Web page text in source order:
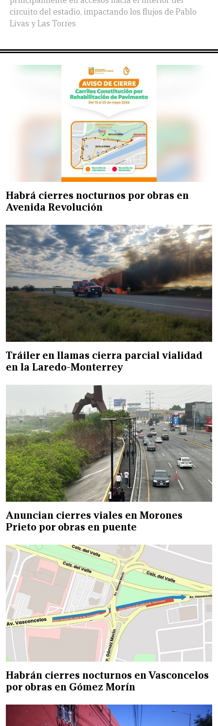
circuito del estadio, impactando los flujos de Pablo
Livas y Las Torres
Habrá cierres nocturnos por obras en
Avenida Revolución
Tráiler en llamas cierra parcial vialidad
en la Laredo-Monterrey
Anuncian cierres viales en Morones
Prieto por obras en puente
Habrán cierres nocturnos en Vasconcelos
por obras en Gómez Morín